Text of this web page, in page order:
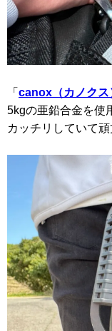
「 canox（カノクス
5kgの亜鉛合金を使
カッチリしていて頑